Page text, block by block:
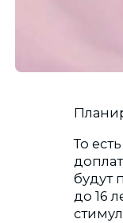
То
будут
до 16